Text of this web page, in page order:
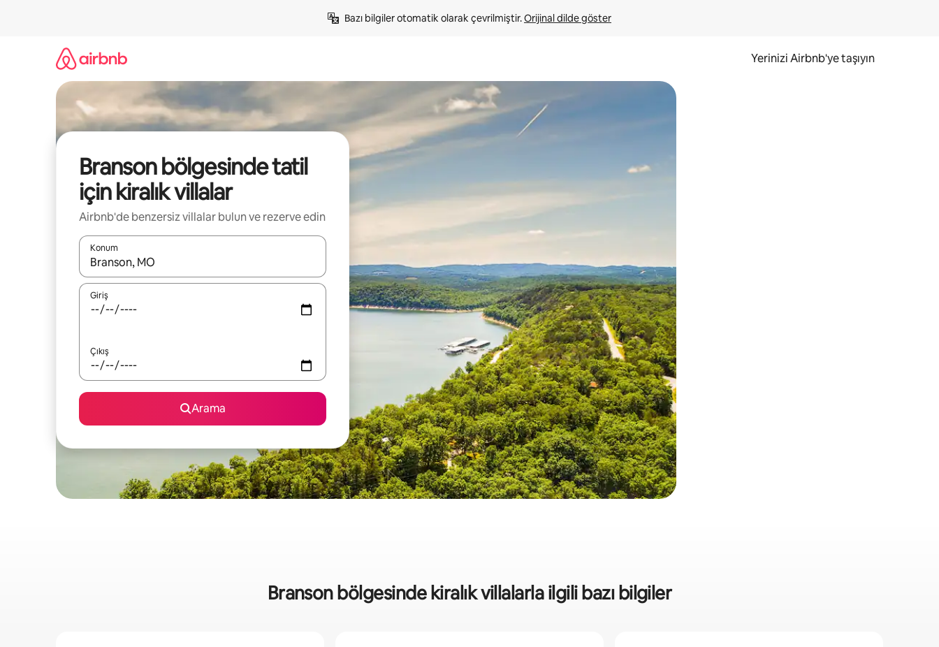
Bazı bilgiler otomatik olarak çevrilmiştir. Orijinal dilde göster
Yerinizi Airbnb'ye taşıyın
Branson bölgesinde tatil
için kiralık villalar
Airbnb'de benzersiz villalar bulun ve rezerve edin
Konum
Sonuçlar kullanılabilir olduğunda yukarı ve aşağı oklarıyla gezinin veya dokunarak ya da kaydırma hareketleriyle keşfedin.
Giriş
Çıkış
Arama
Branson bölgesinde kiralık villalarla ilgili bazı bilgiler